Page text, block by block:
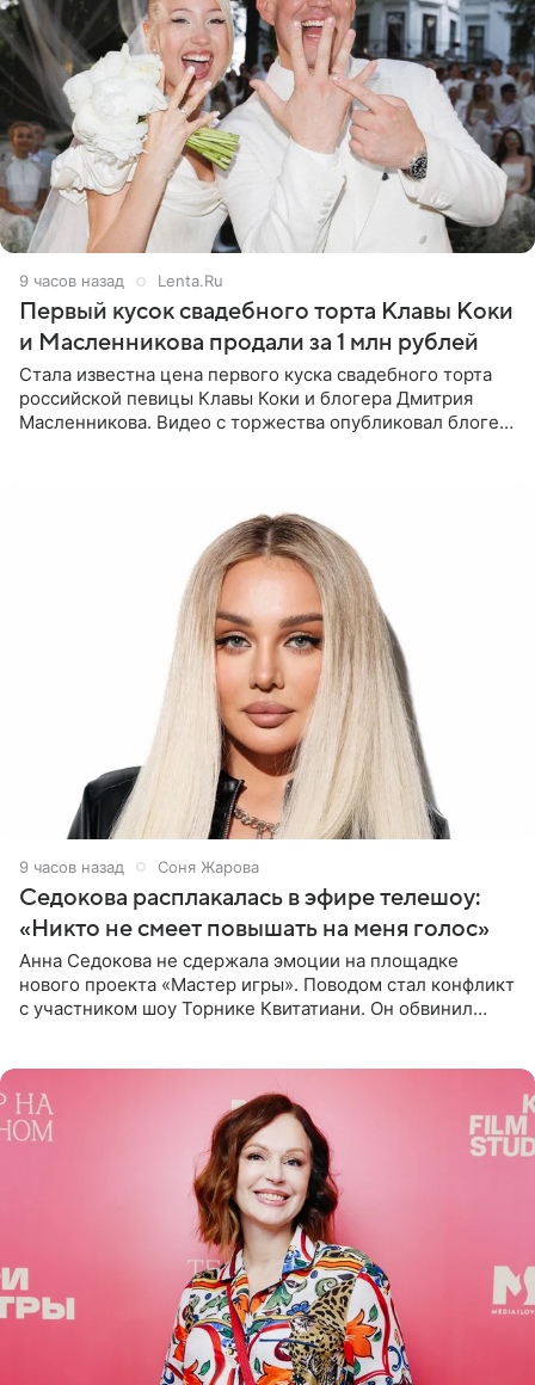
9 часов назад Lenta.Ru
Первый кусок свадебного торта Клавы Коки
и Масленникова продали за 1 млн рублей
Стала известна цена первого куска свадебного торта
российской певицы Клавы Коки и блогера Дмитрия
Масленникова. Видео с торжества опубликовал блогер
9 часов назад Соня Жарова
Седокова расплакалась в эфире телешоу:
«Никто не смеет повышать на меня голос»
Анна Седокова не сдержала эмоции на площадке
нового проекта «Мастер игры». Поводом стал конфликт
с участником шоу Торнике Квитатиани. Он обвинил